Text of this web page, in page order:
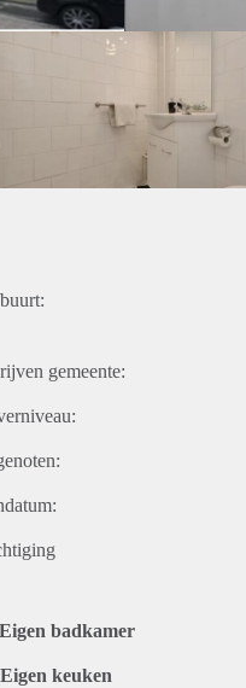
gemeente:
Eigen badkamer
Eigen keuken